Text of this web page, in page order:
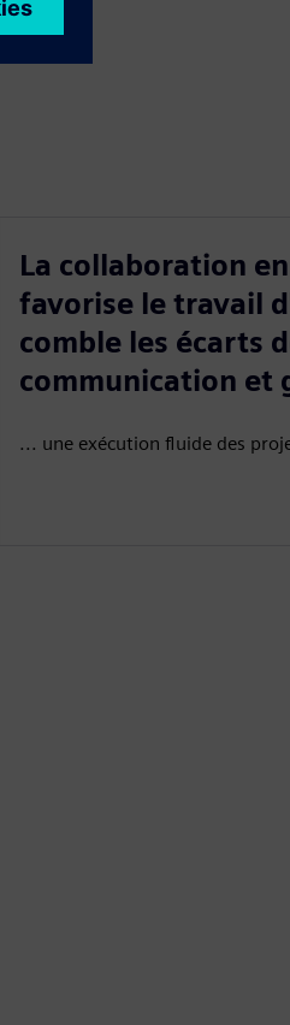
La collaboration
favorise le travail
comble les écarts
communication et
... une exécution fluide des